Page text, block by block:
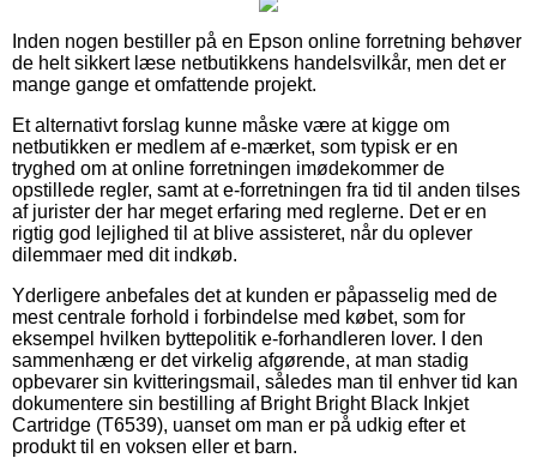
Inden nogen bestiller på en Epson online forretning behøver
de helt sikkert læse netbutikkens handelsvilkår, men det er
mange gange et omfattende projekt.
Et alternativt forslag kunne måske være at kigge om
netbutikken er medlem af e-mærket, som typisk er en
tryghed om at online forretningen imødekommer de
opstillede regler, samt at e-forretningen fra tid til anden tilses
af jurister der har meget erfaring med reglerne. Det er en
rigtig god lejlighed til at blive assisteret, når du oplever
dilemmaer med dit indkøb.
Yderligere anbefales det at kunden er påpasselig med de
mest centrale forhold i forbindelse med købet, som for
eksempel hvilken byttepolitik e-forhandleren lover. I den
sammenhæng er det virkelig afgørende, at man stadig
opbevarer sin kvitteringsmail, således man til enhver tid kan
dokumentere sin bestilling af Bright Bright Black Inkjet
Cartridge (T6539), uanset om man er på udkig efter et
produkt til en voksen eller et barn.